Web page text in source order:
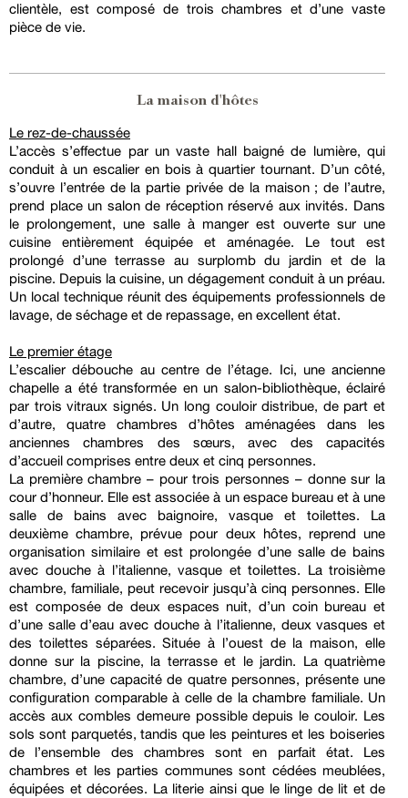
clientèle, est composé de trois chambres et d’une vaste
pièce de vie.
La maison d'hôtes
Le rez-de-chaussée
L’accès s’effectue par un vaste hall baigné de lumière, qui
conduit à un escalier en bois à quartier tournant. D’un côté,
s’ouvre l’entrée de la partie privée de la maison ; de l’autre,
prend place un salon de réception réservé aux invités. Dans
le prolongement, une salle à manger est ouverte sur une
cuisine entièrement équipée et aménagée. Le tout est
prolongé d’une terrasse au surplomb du jardin et de la
piscine. Depuis la cuisine, un dégagement conduit à un préau.
Un local technique réunit des équipements professionnels de
lavage, de séchage et de repassage, en excellent état.
Le premier étage
L’escalier débouche au centre de l’étage. Ici, une ancienne
chapelle a été transformée en un salon-bibliothèque, éclairé
par trois vitraux signés. Un long couloir distribue, de part et
d’autre, quatre chambres d’hôtes aménagées dans les
anciennes chambres des sœurs, avec des capacités
d’accueil comprises entre deux et cinq personnes.
La première chambre – pour trois personnes – donne sur la
cour d’honneur. Elle est associée à un espace bureau et à une
salle de bains avec baignoire, vasque et toilettes. La
deuxième chambre, prévue pour deux hôtes, reprend une
organisation similaire et est prolongée d’une salle de bains
avec douche à l’italienne, vasque et toilettes. La troisième
chambre, familiale, peut recevoir jusqu’à cinq personnes. Elle
est composée de deux espaces nuit, d’un coin bureau et
d’une salle d’eau avec douche à l’italienne, deux vasques et
des toilettes séparées. Située à l’ouest de la maison, elle
donne sur la piscine, la terrasse et le jardin. La quatrième
chambre, d’une capacité de quatre personnes, présente une
configuration comparable à celle de la chambre familiale. Un
accès aux combles demeure possible depuis le couloir. Les
sols sont parquetés, tandis que les peintures et les boiseries
de l’ensemble des chambres sont en parfait état. Les
chambres et les parties communes sont cédées meublées,
équipées et décorées. La literie ainsi que le linge de lit et de